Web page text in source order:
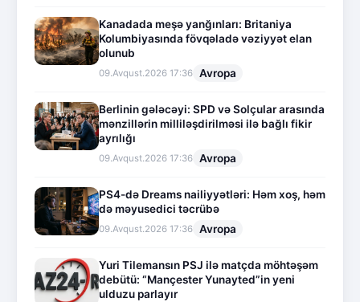
Kanadada meşə yanğınları: Britaniya
Kolumbiyasında fövqəladə vəziyyət elan
olunub
09.Avqust.2026 17:36 Avropa
Berlinin gələcəyi: SPD və Solçular arasında
mənzillərin milliləşdirilməsi ilə bağlı fikir
ayrılığı
09.Avqust.2026 17:36 Avropa
PS4-də Dreams nailiyyətləri: Həm xoş, həm
də məyusedici təcrübə
09.Avqust.2026 17:36 Avropa
Yuri Tilemansın PSJ ilə matçda möhtəşəm
debütü: “Mançester Yunayted”in yeni
ulduzu parlayır